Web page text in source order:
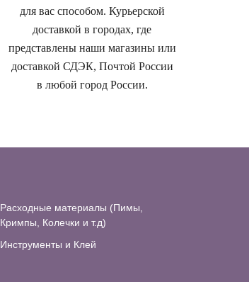
для вас способом. Курьерской
доставкой в городах, где
представлены наши магазины или
доставкой СДЭК, Почтой России
в любой город России.
Расходные материалы (Пимы,
Кримпы, Колечки и т.д)
Инструменты и Клей